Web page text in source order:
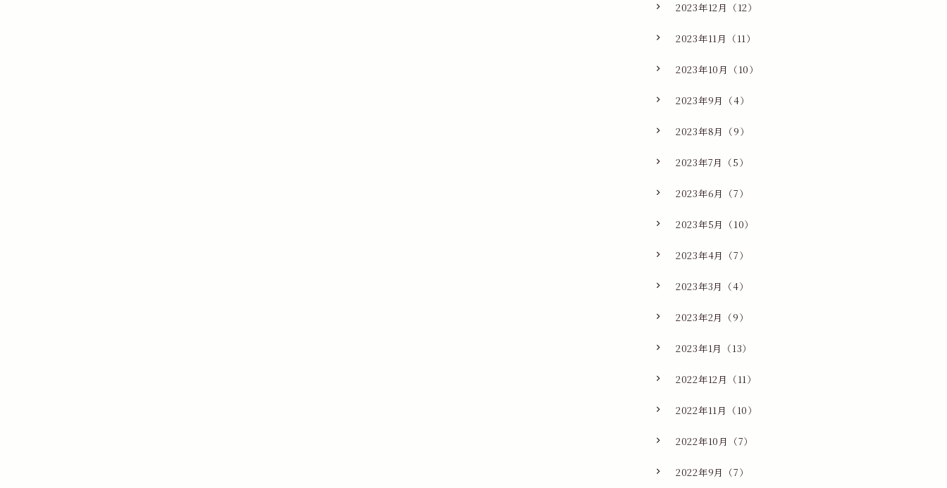
2023年12月（12）
2023年11月（11）
2023年10月（10）
2023年9月（4）
2023年8月（9）
2023年7月（5）
2023年6月（7）
2023年5月（10）
2023年4月（7）
2023年3月（4）
2023年2月（9）
2023年1月（13）
2022年12月（11）
2022年11月（10）
2022年10月（7）
2022年9月（7）